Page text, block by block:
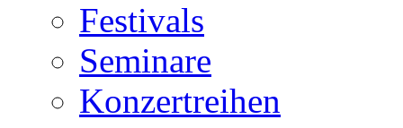
Festivals
Seminare
Konzertreihen